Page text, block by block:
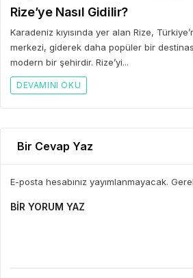
Rize’ye Nasıl Gidilir?
Karadeniz kıyısında yer alan Rize,
merkezi, giderek daha popüler bir
modern bir şehirdir. Rize’yi...
DEVAMINI OKU
Bir Cevap Yaz
E-posta hesabınız yayımlanmayacak.
BIR YORUM YAZ